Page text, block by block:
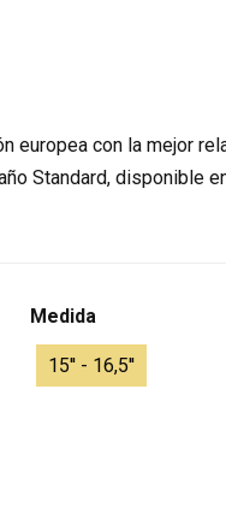
europea con la mejor
Standard, disponible
Medida
15'' - 16,5''